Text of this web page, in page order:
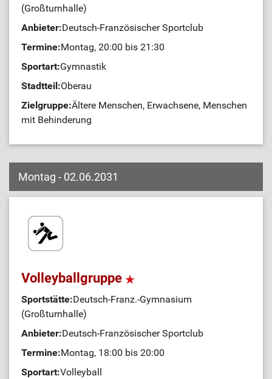
(Großturnhalle)
Anbieter:Deutsch-Französischer Sportclub
Termine:Montag, 20:00 bis 21:30
Sportart:Gymnastik
Stadtteil:Oberau
Zielgruppe:Ältere Menschen, Erwachsene, Menschen
mit Behinderung
Montag - 02.06.2031
Volleyballgruppe
Sportstätte:Deutsch-Franz.-Gymnasium
(Großturnhalle)
Anbieter:Deutsch-Französischer Sportclub
Termine:Montag, 18:00 bis 20:00
Sportart:Volleyball